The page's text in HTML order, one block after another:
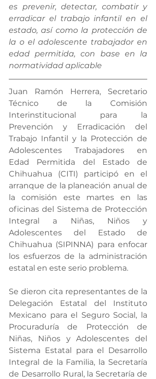
es prevenir, detectar, combatir y
erradicar el trabajo infantil en el
estado, así como la protección de
la o el adolescente trabajador en
edad permitida, con base en la
normatividad aplicable
Juan Ramón Herrera, Secretario
Técnico de la Comisión
Interinstitucional para la
Prevención y Erradicación del
Trabajo Infantil y la Protección de
Adolescentes Trabajadores en
Edad Permitida del Estado de
Chihuahua (CITI) participó en el
arranque de la planeación anual de
la comisión este martes en las
oficinas del Sistema de Protección
Integral a Niñas, Niños y
Adolescentes del Estado de
Chihuahua (SIPINNA) para enfocar
los esfuerzos de la administración
estatal en este serio problema.
Se dieron cita representantes de la
Delegación Estatal del Instituto
Mexicano para el Seguro Social, la
Procuraduría de Protección de
Niñas, Niños y Adolescentes del
Sistema Estatal para el Desarrollo
Integral de la Familia, la Secretaría
de Desarrollo Rural, la Secretaría de